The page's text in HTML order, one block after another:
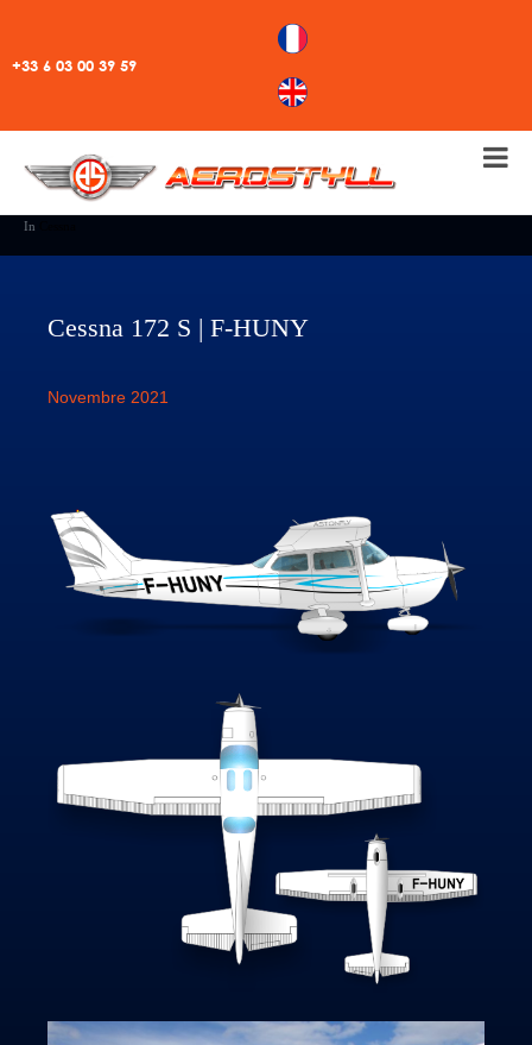
+33 6 03 00 39 59
In
Cessna 172 S | F-HUNY
Novembre 2021